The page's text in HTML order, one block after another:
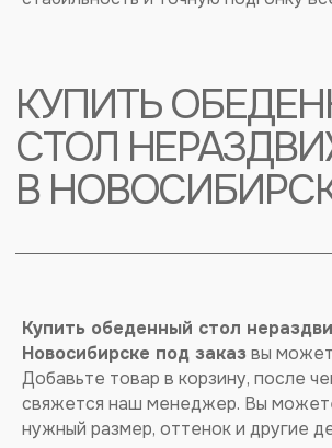
Купить обеденный стол
Новосибирске под заказвы
Добавьте товар в корзину, после
свяжется наш менеджер. Вы
нужный размер, оттенок и другие
на нас в VK
ПОДПИСЫВАЙТЕСЬ, ЧТОБЫ СЛЕДИТЬ ЗА
НОВОСТЯМИ, ОТЗЫВАМИ И ОБЗОРАМИ
Подписывайтесь, чтобы следить за всеми
новостями, отзывами и обзорами на столы*